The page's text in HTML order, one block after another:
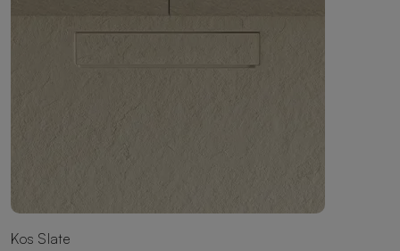
Kos Slate